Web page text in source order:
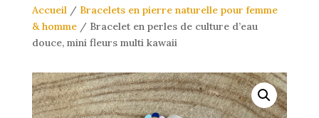
Accueil/ Bracelets en pierre naturelle pour femme
& homme/ Bracelet en perles de culture d’eau
douce, mini fleurs multi kawaii